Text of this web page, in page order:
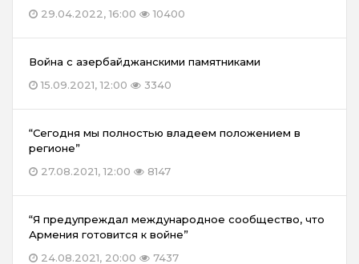
29.04.2022, 16:00
10400
Война с азербайджанскими памятниками
15.09.2021, 12:00
3340
“Сегодня мы полностью владеем положением в
регионе”
27.08.2021, 12:00
8147
“Я предупреждал международное сообщество, что
Армения готовится к войне”
24.08.2021, 20:00
7437